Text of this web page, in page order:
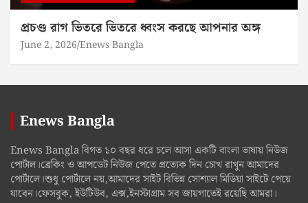
প্রচণ্ড রাগ ভিতরে ভিতরে ধ্বংস করছে আপনার অঙ্গ
June 2, 2026 Enews Bangla
Enews Bangla
Enews Bangla বিগত ১০ বছর ধরে চলে আসা একটি বাংলা ভাষায় নিউজ
পোর্টাল।ব্রেকিং ও আপডেট নিউজ পেতে প্রত্যেক দিন চোখ রাখুন আমাদের
পোর্টালে।শুধু পোর্টালে নয়,আমাদের সাইট বিভিন্ন সোশ্যাল মিডিয়া সাইটে পেয়ে
যাবেন।ফেসবুক, ইউটিউব, এক্স,ইনস্টাগ্রাম সব জায়গাতেই রয়েছি আমরা।